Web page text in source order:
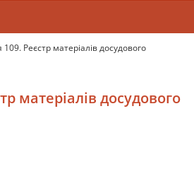
109. Реєстр матеріалів досудового
матеріалів досудового